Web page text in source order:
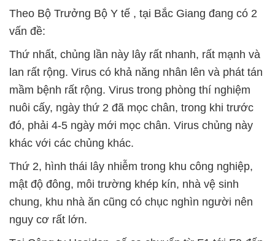
Theo Bộ Trưởng Bộ Y tế , tại Bắc Giang đang có 2
vấn đề:
Thứ nhất, chủng lần này lây rất nhanh, rất mạnh và
lan rất rộng. Virus có khả năng nhân lên và phát tán
mầm bệnh rất rộng. Virus trong phòng thí nghiệm
nuôi cấy, ngày thứ 2 đã mọc chân, trong khi trước
đó, phải 4-5 ngày mới mọc chân. Virus chủng này
khác với các chủng khác.
Thứ 2, hình thái lây nhiễm trong khu công nghiệp,
mật độ đông, môi trường khép kín, nhà vệ sinh
chung, khu nhà ăn cũng có chục nghìn người nên
nguy cơ rất lớn.